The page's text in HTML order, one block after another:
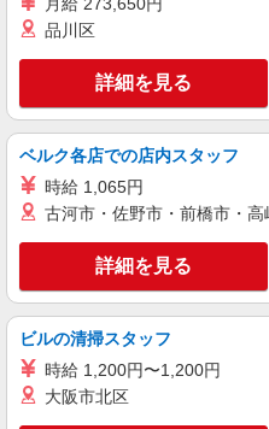
務先から選べ
未経験：
る） 経験者：
る） ◎月収例 時給1800円×1日8時間×22日（週5
日）＝31万6800円 ◆昇給あり ◆支払い
払い/週払い/
時にご相談く
当社規定あり
愛知県名古屋市北区
田駅」 ◆各線
駅」 ★そ
キープ
派遣社員
株式会社kotrio /●NG-H-1905830
平安通駅▼
ロアの巡回など
時給1500
キープ
品川区
詳細を見る
ベルク各店での店内スタッフ
時給 1,065円
古河市・佐野市・前橋市・
詳細を見る
ビルの清掃スタッフ
時給 1,200円〜1,200円
大阪市北区